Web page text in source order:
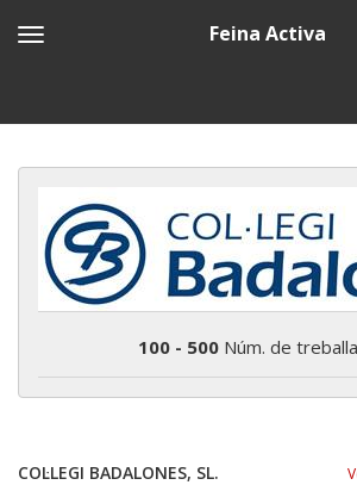
Feina Activa
100 - 500Núm. de
COL·LEGI BADALONES, SL.